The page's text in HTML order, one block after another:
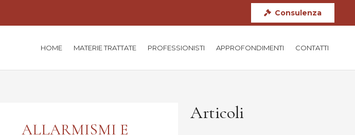
Consulenza
HOME MATERIE TRATTATE PROFESSIONISTI APPROFONDIMENTI CONTATTI
ALLARMISMI E
Articoli